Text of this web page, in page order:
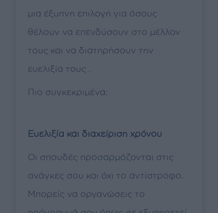
μια έξυπνη επιλογή για όσους
θέλουν να επενδύσουν στο μέλλον
τους και να διατηρήσουν την
ευελιξία τους .
Πιο συγκεκριμένα:
Ευελιξία και διαχείριση χρόνου
Οι σπουδές προσαρμόζονται στις
ανάγκες σου και όχι το αντίστροφο.
Μπορείς να οργανώσεις το